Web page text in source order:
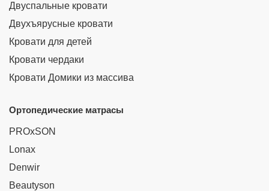
Двуспальные кровати
Двухъярусные кровати
Кровати для детей
Кровати чердаки
Кровати Домики из массива
Ортопедические матрасы
PROxSON
Lonax
Denwir
Beautyson